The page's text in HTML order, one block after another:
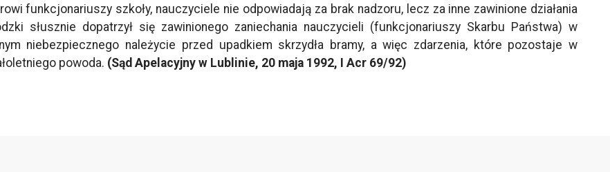
funkcjonariuszy szkoły, nauczyciele nie odpowiadają za brak nadzoru, lecz za inne zawinione działania
słusznie dopatrzył się zawinionego zaniechania nauczycieli (funkcjonariuszy Skarbu Państwa) w
niebezpiecznego należycie przed upadkiem skrzydła bramy, a więc zdarzenia, które pozostaje w
powoda. (Sąd Apelacyjny w Lublinie, 20 maja 1992, I Acr 69/92)